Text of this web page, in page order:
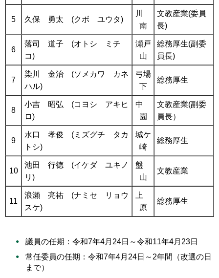
5 久保 勇太 (クボ ユウタ)
川
南
文教産業(委員
長)
6
落司 道子 (オトシ ミチ
コ)
瀬戸
山
総務厚生(副委
員長)
7
染川 金治 (ソメカワ カネ
ハル)
弓場
下
総務厚生
8
小吉 昭弘 (コヨシ アキヒ
ロ)
中
園
文教産業(副委
員長）
9
水口 孝俊 (ミズグチ タカ
トシ)
城ケ
崎
総務厚生
10
池田 行德 (イケダ ユキノ
リ)
盤
山
文教産業
11
浪瀨 亮祐 (ナミセ リョウ
スケ)
上
原
総務厚生
議員の任期：令和7年4月24日～令和11年4月23日
常任委員の任期：令和7年4月24日～2年間（改選の日
まで）